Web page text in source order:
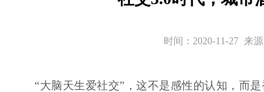
时间：2020-11-27 来
“大脑天生爱社交”，这不是感性的认知，而是